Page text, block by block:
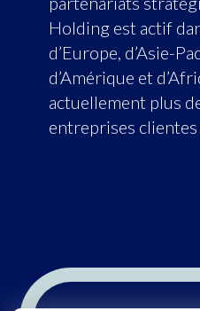
Holding est actif
d’Europe, d’Asie-
d’Amérique et
actuellement plus
entreprises clientes